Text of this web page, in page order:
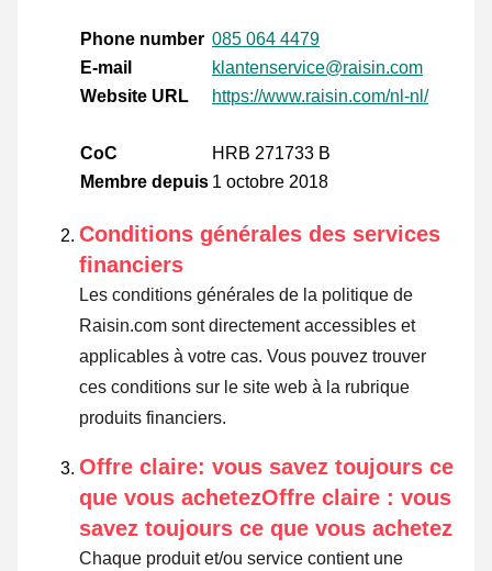
Phone number 085 064 4479
E-mail
klantenservice@raisin.com
Website URL
https://www.raisin.com/nl-nl/
CoC
HRB 271733 B
Membre depuis 1 octobre 2018
Conditions générales des services
financiers
Les conditions générales de la politique de
Raisin.com sont directement accessibles et
applicables à votre cas. Vous pouvez trouver
ces conditions sur le site web à la rubrique
produits financiers.
Offre claire: vous savez toujours ce
que vous achetezOffre claire : vous
savez toujours ce que vous achetez
Chaque produit et/ou service contient une